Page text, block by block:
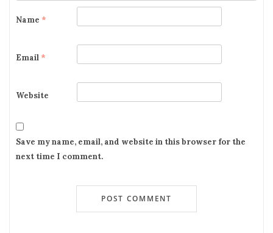
Name *
Email *
Website
Save my name, email, and website in this browser for the
next time I comment.